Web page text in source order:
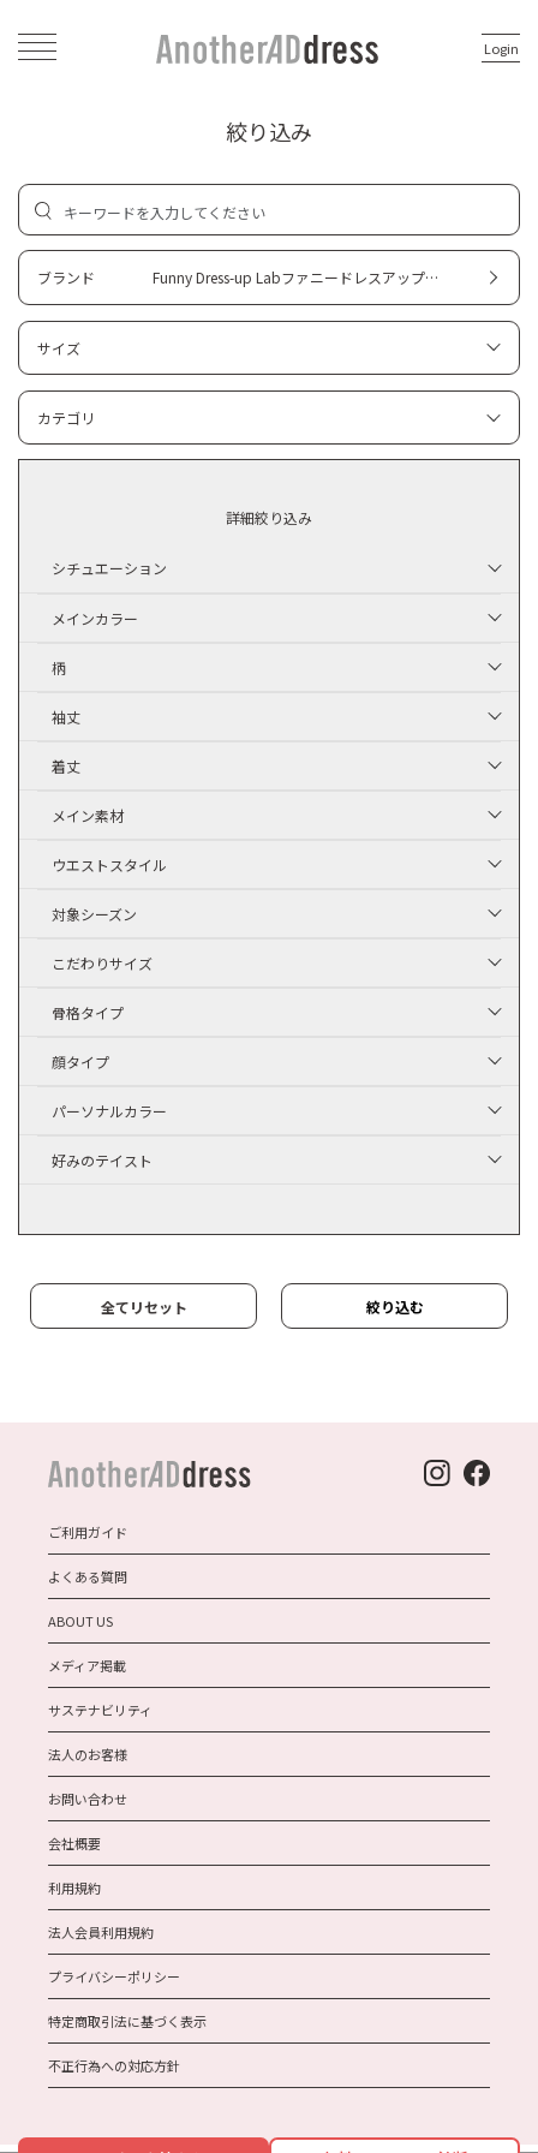
Login
絞り込み
ブランド Funny Dress-up Labファニードレスアップラボ
サイズ
カテゴリ
詳細絞り込み
シチュエーション
メインカラー
柄
袖丈
着丈
メイン素材
ウエストスタイル
対象シーズン
こだわりサイズ
骨格タイプ
顔タイプ
パーソナルカラー
好みのテイスト
全てリセット 絞り込む
ご利用ガイド
よくある質問
ABOUT US
メディア掲載
サステナビリティ
法人のお客様
お問い合わせ
会社概要
利用規約
法人会員利用規約
プライバシーポリシー
特定商取引法に基づく表示
不正行為への対応方針